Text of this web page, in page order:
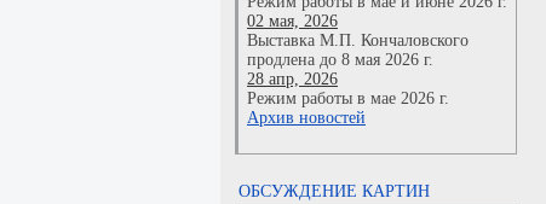
02 мая, 2026
Выставка М.П. Кончаловского
продлена до 8 мая 2026 г.
28 апр, 2026
Режим работы в мае 2026 г.
Архив новостей
ОБСУЖДЕНИЕ КАРТИН